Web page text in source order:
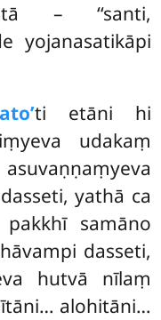
– ‘‘santi,
yojanasatikāpi
ti etāni hi
udakaṃ
yathā ca
samāno
dasseti,
hutvā nīlaṃ
alohitāni…